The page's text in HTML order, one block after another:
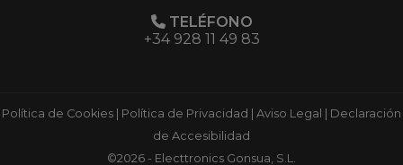
TELÉFONO
+34 928 11 49 83
Política de Cookies Política de Privacidad Aviso Legal
Declaración
de Accesibilidad
©2026 - Electtronics Gonsua, S.L.